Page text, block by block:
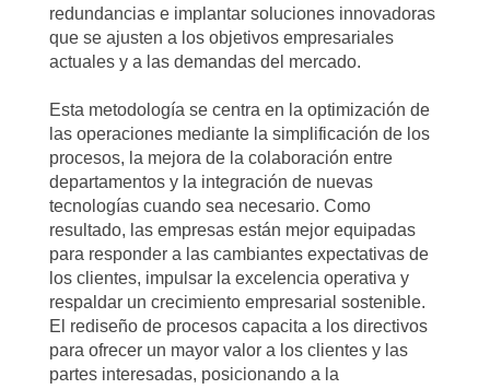
redundancias e implantar soluciones innovadoras
que se ajusten a los objetivos empresariales
actuales y a las demandas del mercado.
Esta metodología se centra en la optimización de
las operaciones mediante la simplificación de los
procesos, la mejora de la colaboración entre
departamentos y la integración de nuevas
tecnologías cuando sea necesario. Como
resultado, las empresas están mejor equipadas
para responder a las cambiantes expectativas de
los clientes, impulsar la excelencia operativa y
respaldar un crecimiento empresarial sostenible.
El rediseño de procesos capacita a los directivos
para ofrecer un mayor valor a los clientes y las
partes interesadas, posicionando a la